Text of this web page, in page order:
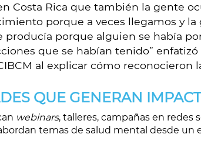
Costa Rica que también la gente
porque a veces llegamos y
porque alguien se había
que se habían tenido” enfatizó
al explicar cómo reconocieron
QUE GENERAN
webinars, talleres, campañas en redes
temas de salud mental desde un